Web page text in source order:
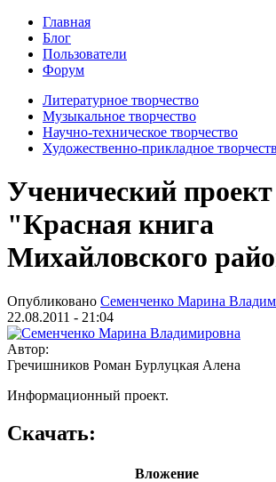
Главная
Блог
Пользователи
Форум
Литературное творчество
Музыкальное творчество
Научно-техническое творчество
Художественно-прикладное
Ученический проект
"Красная книга
Михайловского
Опубликовано Семенченко Марина
22.08.2011 - 21:04
Автор:
Гречишников Роман Бурлуцкая Алена
Информационный проект.
Скачать:
Вложение